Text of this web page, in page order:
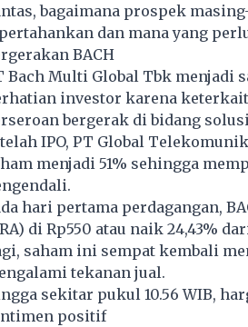
bagaimana prospek
dan mana yang
BACH
Bach Multi Global Tbk menjadi
investor karena
bergerak di bidang
IPO, PT Global
menjadi 51% sehingga
hari pertama perdagangan,
di Rp550 atau naik 24,43%
saham ini sempat kembali
tekanan jual.
sekitar pukul 10.56 WIB,
positif